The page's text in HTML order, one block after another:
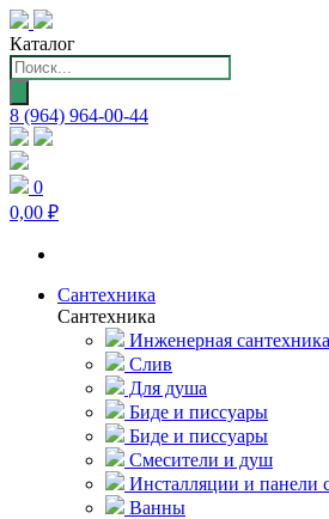
Каталог
Поиск
товаров
8 (964) 964-00-44
0
0,00 ₽
Сантехника
Сантехника
Инженерная сантехника
Слив
Для душа
Биде и писсуары
Биде и писсуары
Смесители и душ
Инсталляции и панели
Ванны